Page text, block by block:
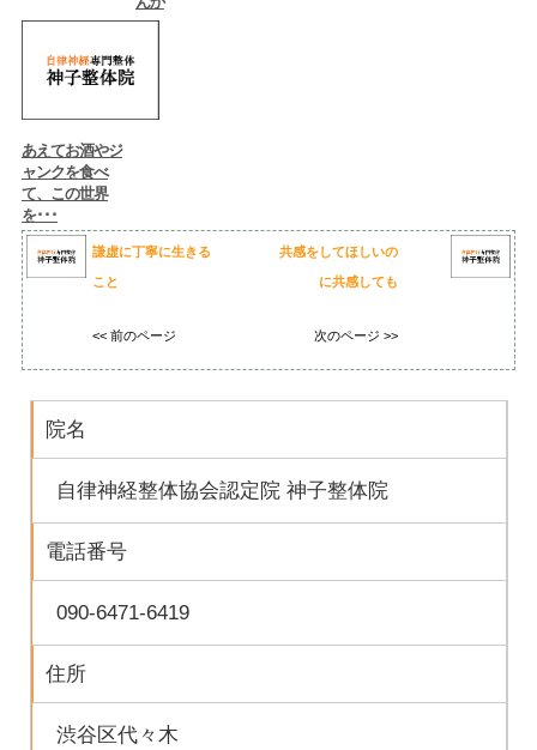
あえてお酒やジ
ャンクを食べ
て、この世界
を･･･
謙虚に丁寧に生きる
こと
<< 前のページ
共感をしてほしいの
に共感しても
次のページ >>
院名
自律神経整体協会認定院 神子整体院
電話番号
090-6471-6419
住所
渋谷区代々木